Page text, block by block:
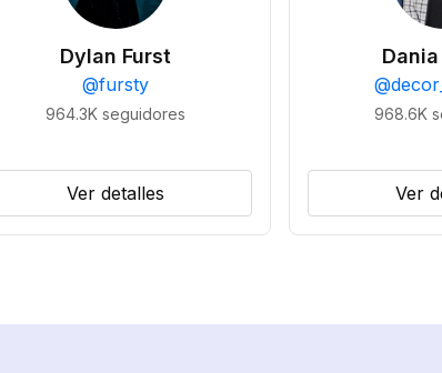
Dylan Furst
@fursty
964.3K seguidores
Ver detalles
@
968.6K
Ver